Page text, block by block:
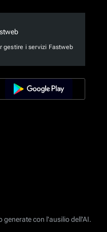
gestire i servizi Fastweb
generate con l'ausilio dell'AI.